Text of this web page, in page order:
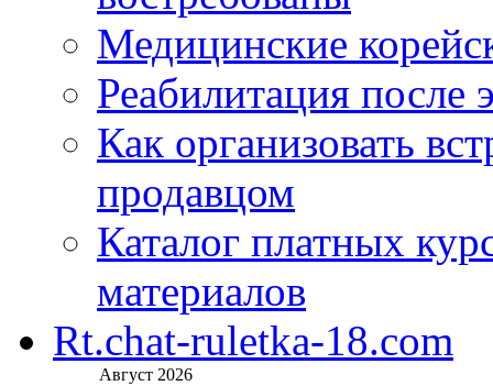
Медицинские
Реабилитация после
Как организовать
продавцом
Каталог платных
материалов
Rt.chat-ruletka-18.com
Август 2026